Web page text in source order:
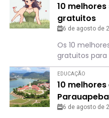
10
gratuitos
6 de agosto de
Os 10
gratuitos
EDUCAÇÃO
10
6 de agosto de